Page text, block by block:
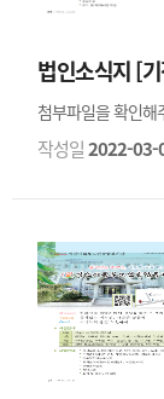
법인소식지 [
첨부파일을 확인해
작성일2022-03-